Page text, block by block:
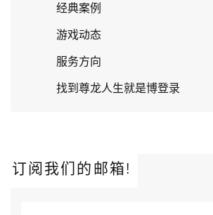
经典案例
游戏动态
服务方向
找到尊龙人生就是博登录
订阅我们的邮箱!